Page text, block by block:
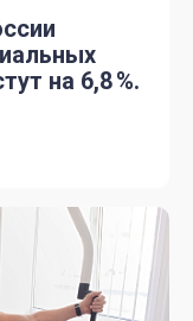
на 6,8 %.